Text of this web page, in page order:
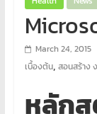
สอน
พิเศษ
รับ
ทำ
บริการ
March 24, 2015
เบื้องต้น, สอนสร้าง
หลัก